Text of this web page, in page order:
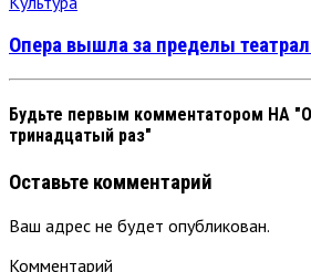
Опера вышла за пределы
Будьте первым комментатором НА
тринадцатый раз"
Оставьте комментарий
Ваш адрес не будет опубликован.
Комментарий